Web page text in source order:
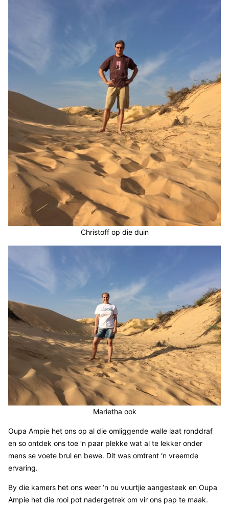
Christoff op die duin
Marietha ook
Oupa Ampie het ons op al die omliggende walle laat ronddraf
en so ontdek ons toe ‘n paar plekke wat al te lekker onder
mens se voete brul en bewe. Dit was omtrent ‘n vreemde
ervaring.
By die kamers het ons weer ‘n ou vuurtjie aangesteek en Oupa
Ampie het die rooi pot nadergetrek om vir ons pap te maak.